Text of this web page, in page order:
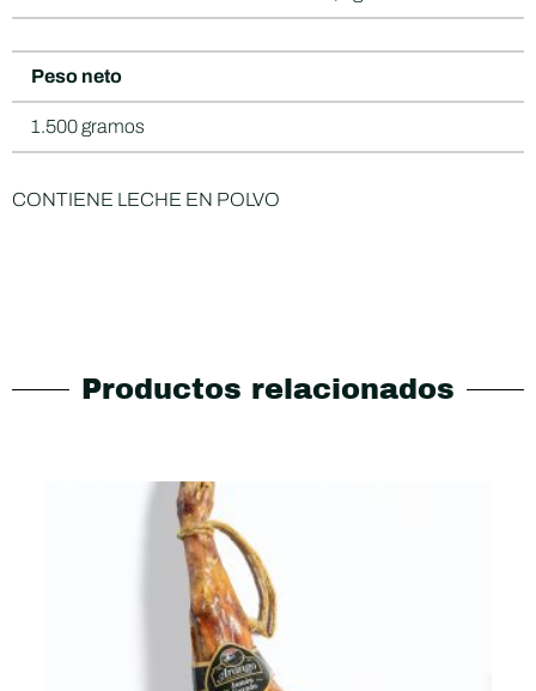
Peso neto
1.500 gramos
CONTIENE LECHE EN POLVO
Productos relacionados